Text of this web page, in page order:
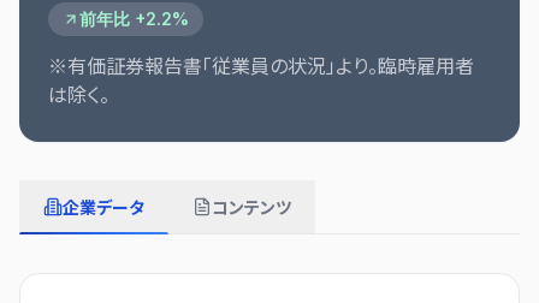
前年比 +2.2%
※有価証券報告書「従業員の状況」より。臨時雇用者
は除く。
企業データ コンテンツ